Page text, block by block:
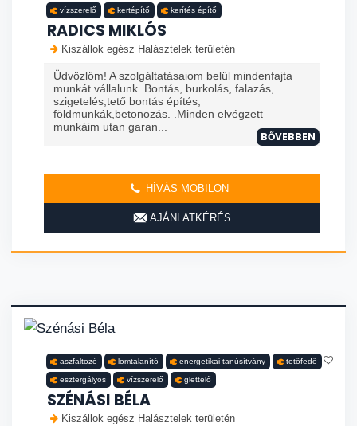
vízszerelő kertépítő kerítés építő
RADICS MIKLÓS
Kiszállok egész Halásztelek területén
Üdvözlöm! A szolgáltatásaiom belül mindenfajta
munkát vállalunk. Bontás, burkolás, falazás,
szigetelés,tető bontás építés,
földmunkák,betonozás. .Minden elvégzett
munkáim utan garan...
BŐVEBBEN
HÍVÁS MOBILON
AJÁNLATKÉRÉS
aszfaltozó lomtalanító energetikai tanúsítvány tetőfedő
esztergályos vízszerelő glettelő
SZÉNÁSI BÉLA
Kiszállok egész Halásztelek területén